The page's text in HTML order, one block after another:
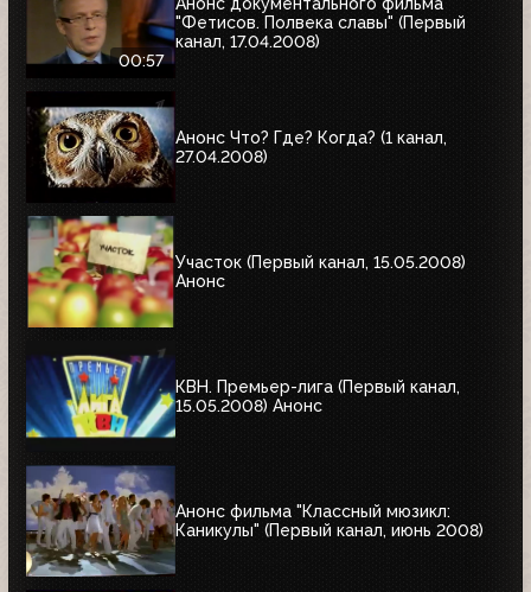
00:57
"Фетисов. Полвека славы" (Первый
канал, 17.04.2008)
Анонс Что? Где? Когда? (1 канал,
27.04.2008)
Участок (Первый канал, 15.05.2008)
Анонс
КВН. Премьер-лига (Первый канал,
15.05.2008) Анонс
Анонс фильма "Классный мюзикл:
Каникулы" (Первый канал, июнь 2008)